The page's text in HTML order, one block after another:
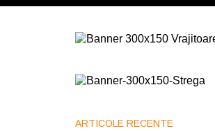
Timna Park şi Minele regelui Solomon
ARTICOLE RECENTE